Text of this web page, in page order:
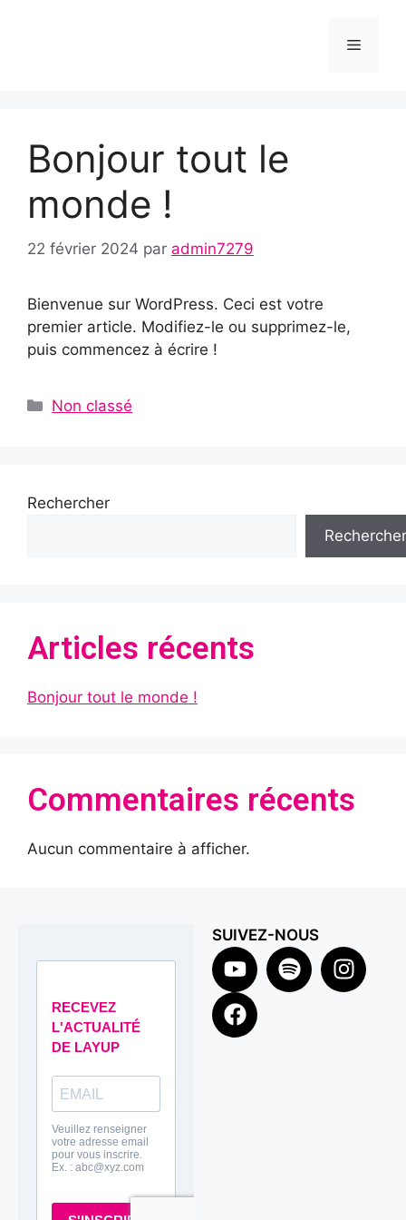
Bonjour tout le
monde !
22 février 2024 par admin7279
Bienvenue sur WordPress. Ceci est votre
premier article. Modifiez-le ou supprimez-le,
puis commencez à écrire !
Non classé
Rechercher
Rechercher
Articles récents
Bonjour tout le monde !
Commentaires récents
Aucun commentaire à afficher.
SUIVEZ-NOUS